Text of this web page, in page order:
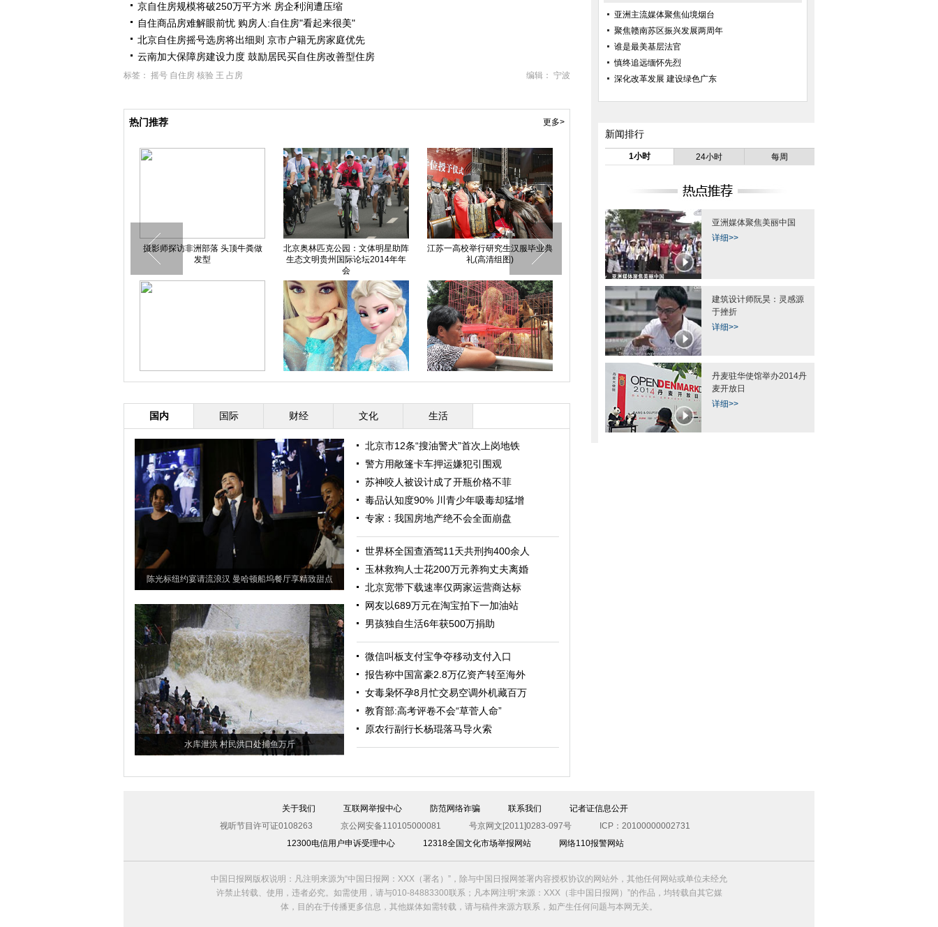
京自住房规模将破250万平方米 房企利润遭压缩
自住商品房难解眼前忧 购房人:自住房"看起来很美"
北京自住房摇号选房将出细则 京市户籍无房家庭优先
云南加大保障房建设力度 鼓励居民买自住房改善型住房
编辑： 宁波
标签： 摇号 自住房 核验 王 占房
热门推荐 更多>
福州：十代同堂村落 七旬老翁喊
婴儿“祖叔公”
水库泄洪 村民洪口处捕鱼万斤
北京斑马线上架护栏 市民跨栏过
街
摄影师探访非洲部落 头顶牛粪做
发型
北京奥林匹克公园：文体明星助阵
生态文明贵州国际论坛2014年年
会
江苏一高校举行研究生汉服毕业典
礼(高清组图)
阿根廷摄影师用PS技术创造超现
美国少女因酷似冰雪女王网络爆红
天津六旬老人为救狗倾尽19年心
国内 国际 财经 文化 生活
陈光标纽约宴请流浪汉 曼哈顿船坞餐厅享精致甜点
水库泄洪 村民洪口处捕鱼万斤
北京市12条“搜油警犬”首次上岗地铁
警方用敞篷卡车押运嫌犯引围观
苏神咬人被设计成了开瓶价格不菲
毒品认知度90% 川青少年吸毒却猛增
专家：我国房地产绝不会全面崩盘
世界杯全国查酒驾11天共刑拘400余人
玉林救狗人士花200万元养狗丈夫离婚
北京宽带下载速率仅两家运营商达标
网友以689万元在淘宝拍下一加油站
男孩独自生活6年获500万捐助
微信叫板支付宝争夺移动支付入口
报告称中国富豪2.8万亿资产转至海外
女毒枭怀孕8月忙交易空调外机藏百万
教育部:高考评卷不会“草菅人命”
原农行副行长杨琨落马导火索
亚洲主流媒体聚焦仙境烟台
聚焦赣南苏区振兴发展两周年
谁是最美基层法官
慎终追远缅怀先烈
深化改革发展 建设绿色广东
新闻排行
1小时 24小时 每周
亚洲媒体聚焦美丽中国
详细>>
建筑设计师阮昊：灵感源
于挫折
详细>>
丹麦驻华使馆举办2014丹
麦开放日
详细>>
关于我们 互联网举报中心 防范网络诈骗 联系我们
记者证信息公开
视听节目许可证0108263
京公网安备110105000081 号京网文[2011]0283-097号
ICP：20100000002731
12300电信用户申诉受理中心
12318全国文化市场举报网站 网络110报警网站
中国日报网版权说明：凡注明来源为“中国日报网：XXX（署名）”，除与中国日报网签署内容授权协议的网站外，其他任何网站或单位未经允
许禁止转载、使用，违者必究。如需使用，请与010-84883300联系；凡本网注明“来源：XXX（非中国日报网）”的作品，均转载自其它媒
体，目的在于传播更多信息，其他媒体如需转载，请与稿件来源方联系，如产生任何问题与本网无关。